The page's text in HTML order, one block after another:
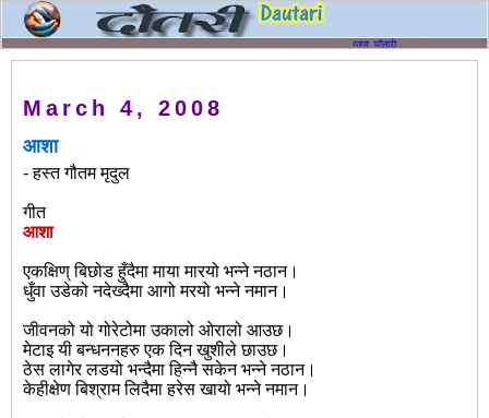
March 4, 2008
आशा
- हस्त गौतम मृदुल
गीत
आशा
एकक्षिण् बिछोड हुँदैमा माया मारयो भन्ने नठान।
धुँवा उडेको नदेख्दैमा आगो मरयो भन्ने नमान।
जीवनको यो गोरेटोमा उकालो ओरालो आउछ।
मेटाइ यी बन्धननहरु एक दिन खुशीले छाउछ।
ठेस लागेर लडयो भन्दैमा हिन्नै सकेन भन्ने नठान।
केहीक्षेण बिश्राम लिदैमा हरेस खायो भन्ने नमान।